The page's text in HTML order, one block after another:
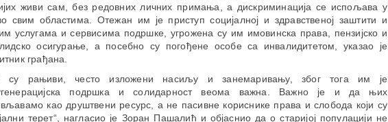
живи сам, без редовних личних примања, а дискриминација се испољава у
свим областима. Отежан им је приступ социјалној и здравственој заштити и
услугама и сервисима подршке, угрожена су им имовинска права, пензијско и
осигурање, а посебно су погођене особе са инвалидитетом, указао је
грађана.
су рањиви, често изложени насиљу и занемаривању, због тога им је
подршка и солидарност веома важна. Важно је и да њих
као друштвени ресурс, а не пасивне кориснике права и слобода који су
терет“, нагласио је Зоран Пашалић и објаснио да о старијој популацији не